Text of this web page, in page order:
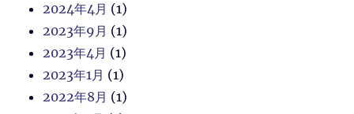
2024年4月 (1)
2023年9月 (1)
2023年4月 (1)
2023年1月 (1)
2022年8月 (1)